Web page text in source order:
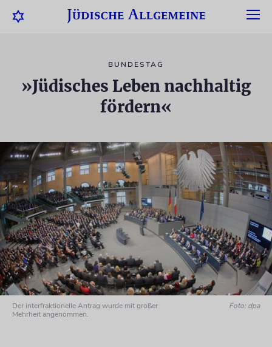
BUNDESTAG
»Jüdisches Leben nachhaltig
fördern«
Der interfraktionelle Antrag wurde mit großer
Mehrheit angenommen.
Foto: dpa